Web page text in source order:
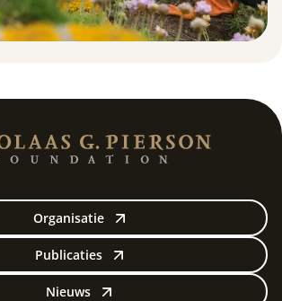
Organisatie
Publicaties
Nieuws